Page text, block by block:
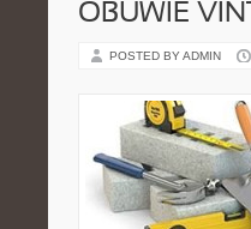
OBUWIE
POSTED BY ADMIN